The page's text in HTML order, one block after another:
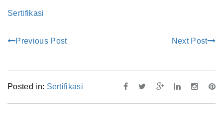
Sertifikasi
Previous Post Next Post
Posted in: Sertifikasi